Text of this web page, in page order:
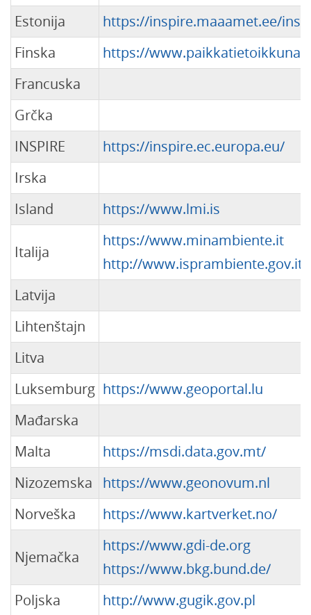
Estonija
https://inspire.maaamet.ee/
Finska
https://
Francuska
Grčka
INSPIRE
https://inspire.ec.europa.eu/
Irska
Island
https://www.lmi.is
Italija
https://www.minambiente.it
http://www.isprambiente.gov.it/
Latvija
Lihtenštajn
Litva
Luksemburg https://www.geoportal.lu
Mađarska
Malta
https://msdi.data.gov.mt/
Nizozemska
https://www.geonovum.nl
Norveška
https://www.kartverket.no/
Njemačka
https://www.gdi-de.org
https://www.bkg.bund.de/
Poljska
http://www.gugik.gov.pl